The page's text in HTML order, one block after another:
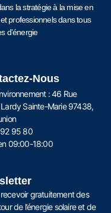
la stratégie à la mise en
professionnels dans tous
d’énergie
Nous
: 46 Rue
Sainte-Marie 97438,
95 80
09:00-18:00
gratuitement des
de l’énergie solaire et de